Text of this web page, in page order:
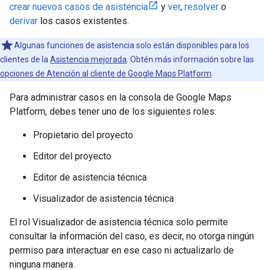
crear nuevos casos de asistencia
y ver, resolver o
derivar los casos existentes.
Algunas funciones de asistencia solo están disponibles para los
clientes de la Asistencia mejorada . Obtén más información sobre las
opciones de Atención al cliente de Google Maps Platform
Para administrar casos en la consola de Google Maps
Platform, debes tener uno de los siguientes roles:
Propietario del proyecto
Editor del proyecto
Editor de asistencia técnica
Visualizador de asistencia técnica
El rol Visualizador de asistencia técnica solo permite
consultar la información del caso, es decir, no otorga ningún
permiso para interactuar en ese caso ni actualizarlo de
ninguna manera.